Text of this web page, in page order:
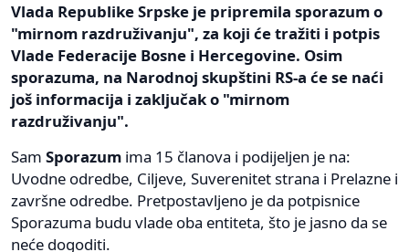
Vlada Republike Srpske je pripremila sporazum o
"mirnom razdruživanju", za koji će tražiti i potpis
Vlade Federacije Bosne i Hercegovine. Osim
sporazuma, na Narodnoj skupštini RS-a će se naći
još informacija i zaključak o "mirnom
razdruživanju".
Sam Sporazum ima 15 članova i podijeljen je na:
Uvodne odredbe, Ciljeve, Suverenitet strana i Prelazne i
završne odredbe. Pretpostavljeno je da potpisnice
Sporazuma budu vlade oba entiteta, što je jasno da se
neće dogoditi.